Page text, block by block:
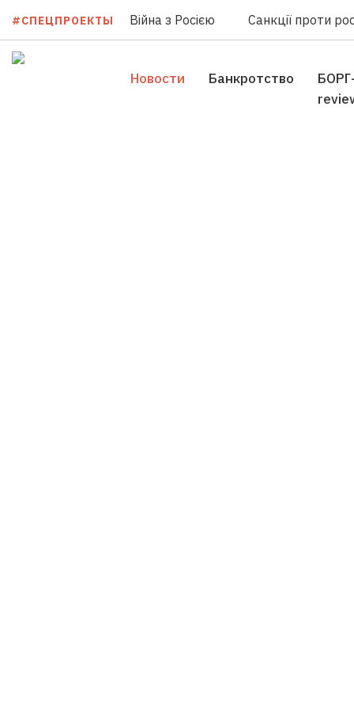
#СПЕЦПРОЕКТЫ Війна з Росією Санкції проти
Новости Банкротство